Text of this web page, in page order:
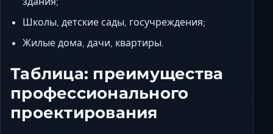
Школы, детские сады, госучреждения;
Жилые дома, дачи, квартиры.
Таблица: преимущества
профессионального
проектирования